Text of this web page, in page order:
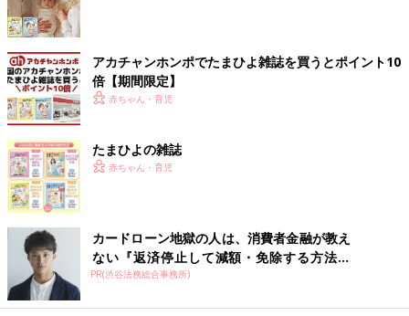
アカチャンホンポでたまひよ雑誌を買うとポイント10
倍【期間限定】
赤ちゃん・育児
たまひよの雑誌
赤ちゃん・育児
カードローン地獄の人は、消費者金融が教え
ない『返済停止して減額・免除する方法』
で...
PR(渋谷法務総合事務所)